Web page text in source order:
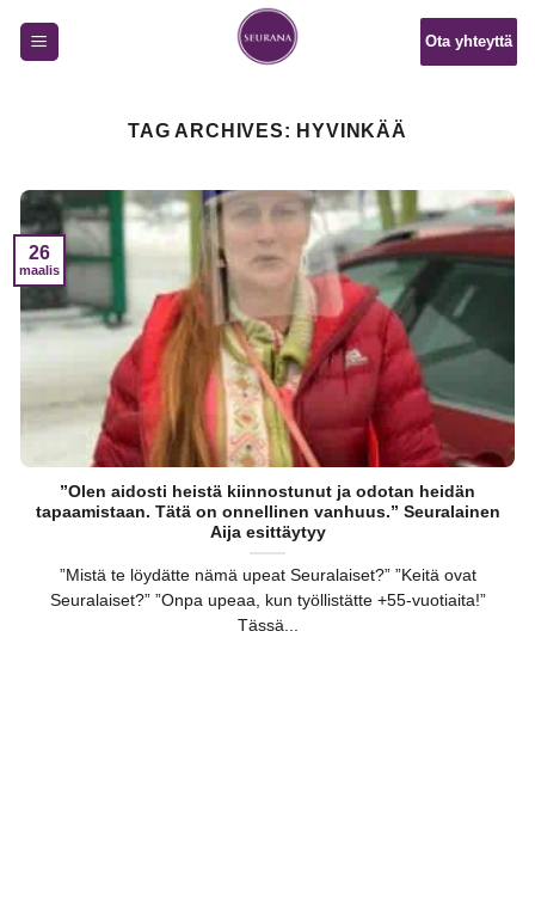
Ota yhteyttä
TAG ARCHIVES: HYVINKÄÄ
”Olen aidosti heistä kiinnostunut ja odotan heidän
tapaamistaan. Tätä on onnellinen vanhuus.” Seuralainen
Aija esittäytyy
”Mistä te löydätte nämä upeat Seuralaiset?” ”Keitä ovat
Seuralaiset?” ”Onpa upeaa, kun työllistätte +55-vuotiaita!”
Tässä...
26
maalis